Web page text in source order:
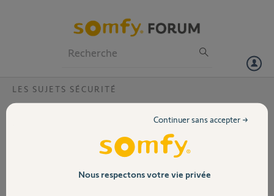
Volet
LES SUJETS SÉCURITÉ
Vision verdâtre donnée par la camera
J’ai acquis il y a quelques semainesune camera Somfy One et celle-ci
me renvoie des visions verdâtres et quasiment nulle dans l’obscurité.
Nous respectons votre vie privée
Continuer sans accepter →